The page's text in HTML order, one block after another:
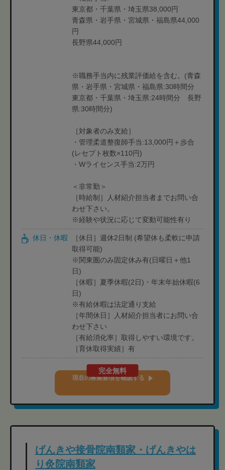
東京都・千葉県・埼玉県38,000円
青森県・岩手県・宮城県・福島県44,000
円
長野県44,000円
※職務手当内に残業評価給を含む。(青森
県・岩手県・宮城県・福島県:30時間分
東京都・千葉県・埼玉県:24時間分 長野
県:30時間分)
［対象者のみ支給］
・管理柔道整復師手当:13,000円＋歩合
(レセプト枚数×110円)
・Wライセンス手当:2万円
＜非常勤＞
［時給制］人材紹介担当者までお問い合
わせ下さい。
※経験や状況に応じて変動可能性有り
休日・休暇
［休日］週休2日制 (希望休も柔軟に申請
取得可能)
※関東圏のみ固定休み有(日曜日＋他1
日)
［休暇］夏季休暇(2日)・年末年始休暇(6
日)
※有給休暇は法定通り支給
［年間休日］人材紹介担当者にお問い合
わせ下さい
［有給消化率］取得しやすい環境です。
［育休取得実績］有
完全無料
現在の募集要項を確認する
げんきや接骨院南類家・げんきやは
り灸院南類家